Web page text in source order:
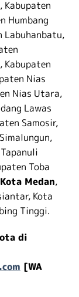
Kabupaten
Humbang
Labuhanbatu,
Kabupaten
Nias
Nias Utara,
Lawas
Samosir,
Toba
Kota Medan,
Kota
Tinggi.
di
[WA